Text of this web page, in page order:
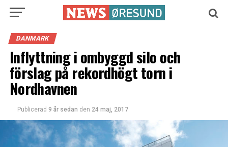
DANMARK
Inflyttning i ombyggd silo och
förslag på rekordhögt torn i
Nordhavnen
Publicerad 9 år sedan den 24 maj, 2017